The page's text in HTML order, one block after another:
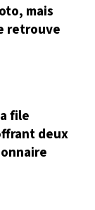
mais
retrouve
file
deux